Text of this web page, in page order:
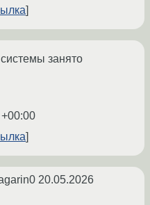
занято
20.05.2026